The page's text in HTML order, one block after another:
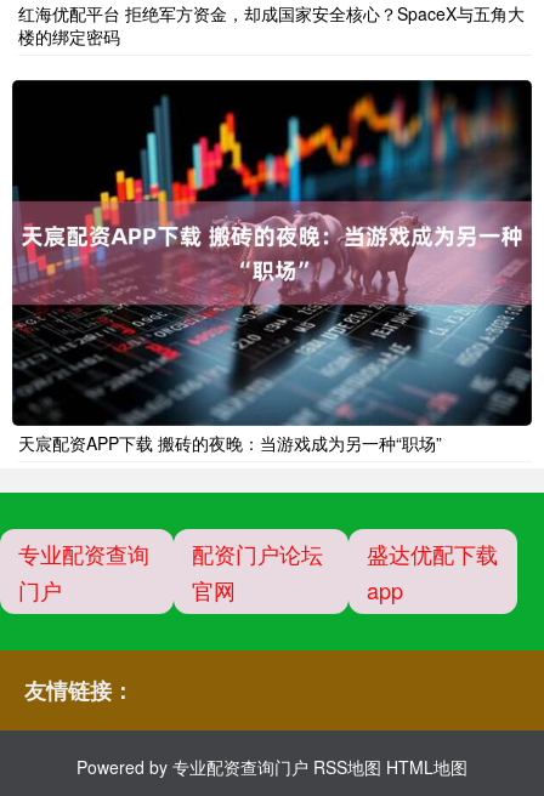
红海优配平台 拒绝军方资金，却成国家安全核心？SpaceX与五角大
楼的绑定密码
天宸配资APP下载 搬砖的夜晚：当游戏成为另一种“职场”
专业配资查询
门户
配资门户论坛
官网
盛达优配下载
app
友情链接：
Powered by 专业配资查询门户 RSS地图 HTML地图